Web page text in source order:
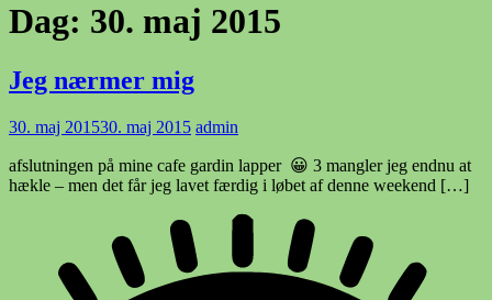
Dag: 30. maj 2015
Jeg nærmer mig
30. maj 201530. maj 2015 admin
afslutningen på mine cafe gardin lapper 😀 3 mangler jeg endnu at
hækle – men det får jeg lavet færdig i løbet af denne weekend […]